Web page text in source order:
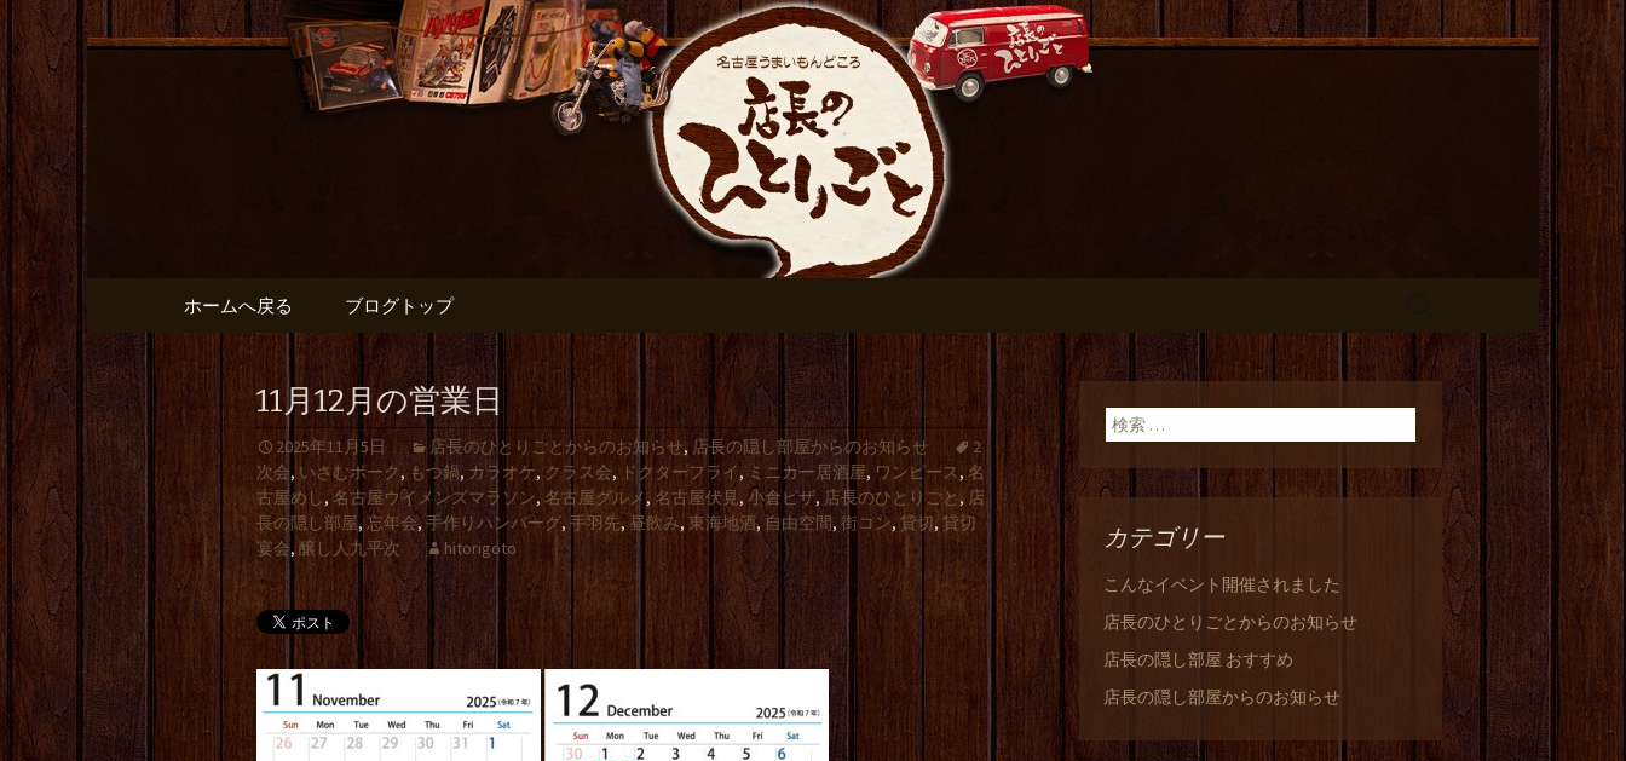
名古屋市伏見の居酒屋【店長のひとりご
出張や観光に名古屋めしがおすすめです
コンテンツへ移動
ホームへ戻る ブログトップ
11月12月の営業日
2025年11月5日 店長のひとりごとからのお知らせ, 店長の隠し部屋からのお知らせ
2
次会, いさむポーク, もつ鍋, カラオケ, クラス会, ドクターフライ, ミニカー居酒屋, ワンピース,名
古屋めし, 名古屋ウイメンズマラソン, 名古屋グルメ, 名古屋伏見, 小倉ピザ, 店長のひとりごと , 店
長の隠し部屋, 忘年会,手作りハンバーグ, 手羽先,昼飲み, 東海地酒, 自由空間, 街コン,貸切, 貸切
宴会, 醸し人九平次 hitorigoto
検索:
カテゴリー
こんなイベント開催されました
店長のひとりごとからのお知らせ
店長の隠し部屋 おすすめ
店長の隠し部屋からのお知らせ